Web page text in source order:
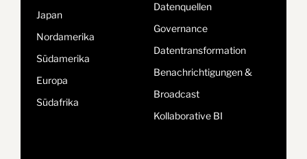
Japan
Nordamerika
Südamerika
Europa
Südafrika
Datenquellen
Governance
Datentransformation
Benachrichtigungen &
Broadcast
Kollaborative BI